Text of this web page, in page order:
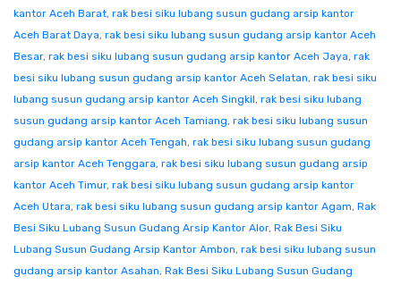
kantor Aceh Barat, rak besi siku lubang susun gudang arsip kantor
Aceh Barat Daya, rak besi siku lubang susun gudang arsip kantor Aceh
Besar, rak besi siku lubang susun gudang arsip kantor Aceh Jaya, rak
besi siku lubang susun gudang arsip kantor Aceh Selatan, rak besi siku
lubang susun gudang arsip kantor Aceh Singkil, rak besi siku lubang
susun gudang arsip kantor Aceh Tamiang, rak besi siku lubang susun
gudang arsip kantor Aceh Tengah, rak besi siku lubang susun gudang
arsip kantor Aceh Tenggara, rak besi siku lubang susun gudang arsip
kantor Aceh Timur, rak besi siku lubang susun gudang arsip kantor
Aceh Utara, rak besi siku lubang susun gudang arsip kantor Agam, Rak
Besi Siku Lubang Susun Gudang Arsip Kantor Alor, Rak Besi Siku
Lubang Susun Gudang Arsip Kantor Ambon, rak besi siku lubang susun
gudang arsip kantor Asahan, Rak Besi Siku Lubang Susun Gudang